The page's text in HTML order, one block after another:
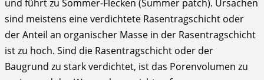
und führt zu Sommer-Flecken (Summer patch). Ursachen
sind meistens eine verdichtete Rasentragschicht oder
der Anteil an organischer Masse in der Rasentragschicht
ist zu hoch. Sind die Rasentragschicht oder der
Baugrund zu stark verdichtet, ist das Porenvolumen zu